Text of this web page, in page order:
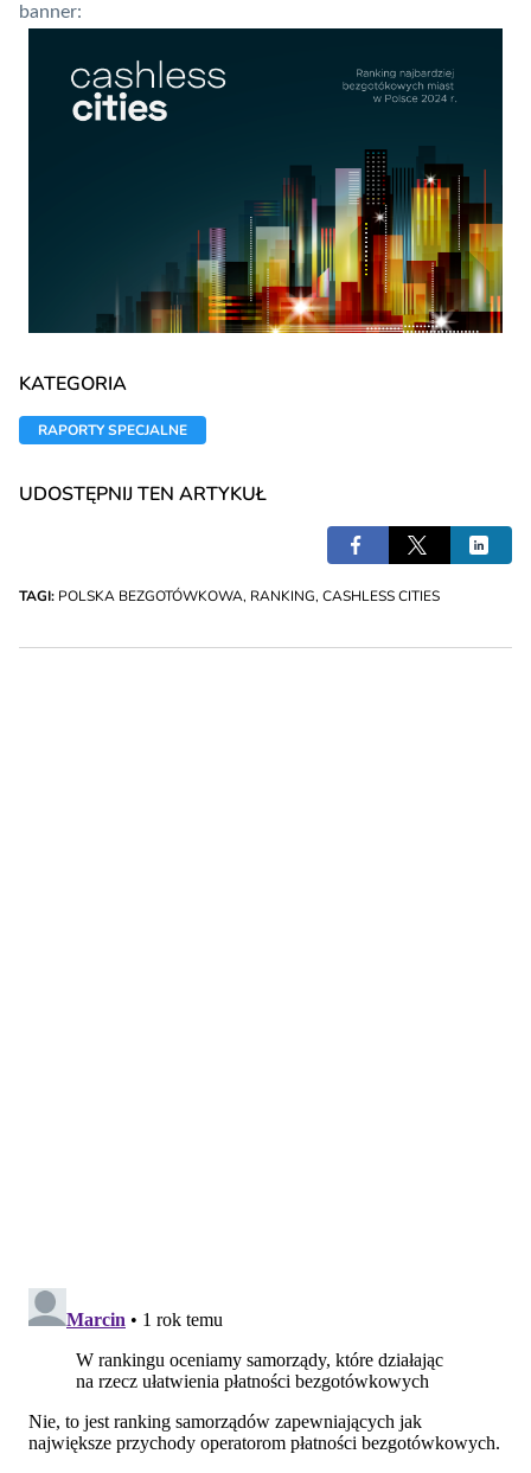
banner:
KATEGORIA
RAPORTY SPECJALNE
UDOSTĘPNIJ TEN ARTYKUŁ
TAGI: POLSKA BEZGOTÓWKOWA, RANKING, CASHLESS CITIES